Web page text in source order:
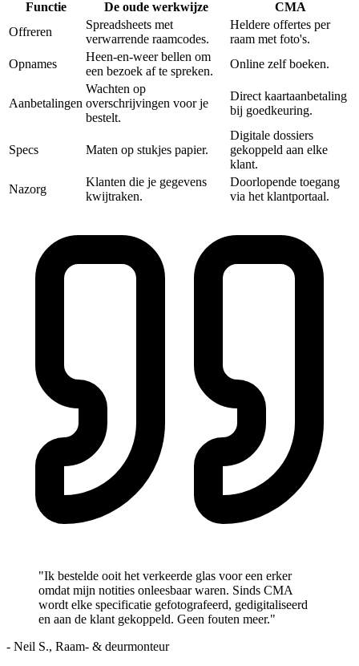
Functie De oude werkwijze
CMA‎
Offreren
Spreadsheets met
verwarrende raamcodes.
Heldere offertes per
raam met foto's.
Opnames
Heen-en-weer bellen om
een bezoek af te spreken.
Online zelf boeken.
Aanbetalingen
Wachten op
overschrijvingen voor je
bestelt.
Direct kaartaanbetaling
bij goedkeuring.
Specs Maten op stukjes papier.
Digitale dossiers
gekoppeld aan elke
klant.
Nazorg
Klanten die je gegevens
kwijtraken.
Doorlopende toegang
via het klantportaal.
"Ik bestelde ooit het verkeerde glas voor een erker
omdat mijn notities onleesbaar waren. Sinds CMA
wordt elke specificatie gefotografeerd, gedigitaliseerd
en aan de klant gekoppeld. Geen fouten meer."
- Neil S., Raam- & deurmonteur